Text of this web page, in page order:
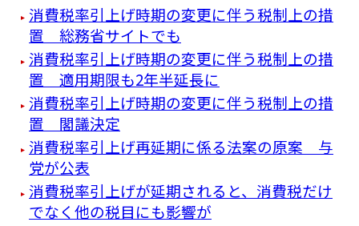
消費税率引上げ時期の変更に伴う税制上の措
置 総務省サイトでも
消費税率引上げ時期の変更に伴う税制上の措
置 適用期限も2年半延長に
消費税率引上げ時期の変更に伴う税制上の措
置 閣議決定
消費税率引上げ再延期に係る法案の原案 与
党が公表
消費税率引上げが延期されると、消費税だけ
でなく他の税目にも影響が